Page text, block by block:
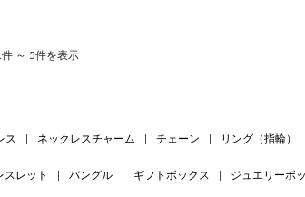
件 ～ 5件を表示
ス ネックレスチャーム チェーン リング（指輪）
スレット バングル ギフトボックス ジュエリーボ